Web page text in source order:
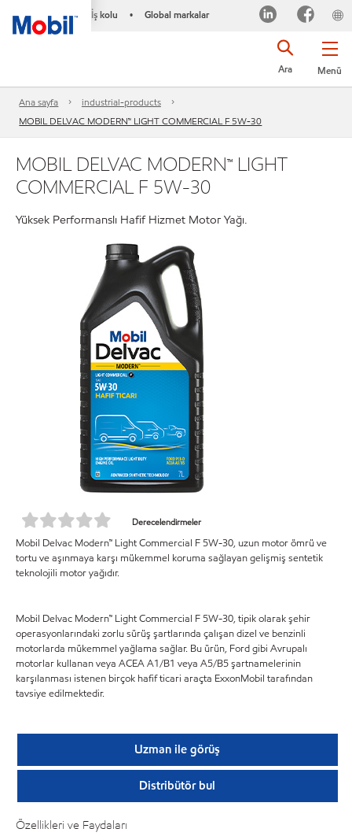
İş kolu • Global markalar
Menü
Ara
Ana sayfa
industrial-products
MOBIL DELVAC MODERN™ LIGHT COMMERCIAL F 5W-30
MOBIL DELVAC MODERN™ LIGHT
COMMERCIAL F 5W-30
Yüksek Performanslı Hafif Hizmet Motor Yağı.
Derecelendirmeler
Mobil Delvac Modern™ Light Commercial F 5W-30, uzun motor ömrü ve
tortu ve aşınmaya karşı mükemmel koruma sağlayan gelişmiş sentetik
teknolojili motor yağıdır.
Mobil Delvac Modern™ Light Commercial F 5W-30, tipik olarak şehir
operasyonlarındaki zorlu sürüş şartlarında çalışan dizel ve benzinli
motorlarda mükemmel yağlama sağlar. Bu ürün, Ford gibi Avrupalı
motorlar kullanan veya ACEA A1/B1 veya A5/B5 şartnamelerinin
karşılanması istenen birçok hafif ticari araçta ExxonMobil tarafından
tavsiye edilmektedir.
Uzman ile görüş
Distribütör bul
Özellikleri ve Faydaları